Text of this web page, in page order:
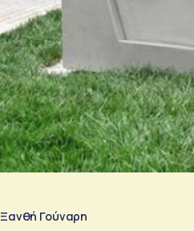
Ξανθή Γούναρη